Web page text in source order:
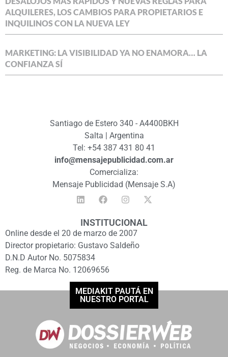
ALQUILERES, LOS CAMBIOS PARA PROPIETARIOS E
INQUILINOS CON LA NUEVA LEY
MARKETING: LA VISIBILIDAD YA NO ENAMORA… LA
CONFIANZA SÍ
Santiago de Estero 340 - A4400BKH
Salta | Argentina
Tel: +54 387 431 80 41
info@mensajepublicidad.com.ar
Comercializa:
Mensaje Publicidad (Mensaje S.A)
INSTITUCIONAL
Online desde el 20 de marzo de 2007
Director propietario: Gustavo Saldeño
D.N.D Autor No. 5075834
Reg. de Marca No. 12069656
MEDIAKIT PAUTÁ EN
NUESTRO PORTAL